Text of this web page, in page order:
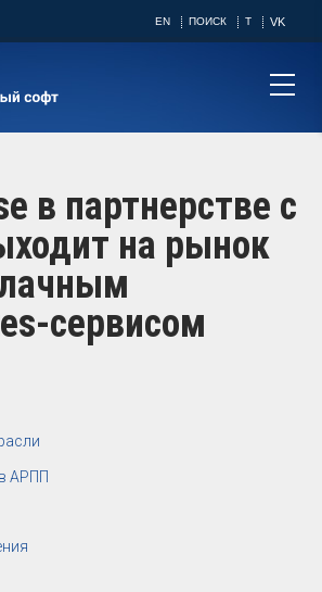
EN ПОИСК T VK
в партнерстве с
на рынок
сервисом
АРПП